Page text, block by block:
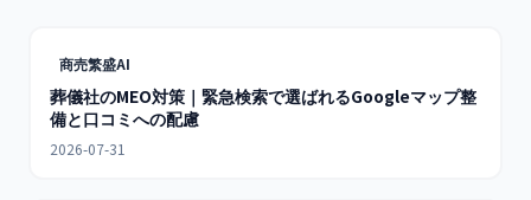
商売繁盛AI
葬儀社のMEO対策｜緊急検索で選ばれるGoogleマップ整
備と口コミへの配慮
2026-07-31